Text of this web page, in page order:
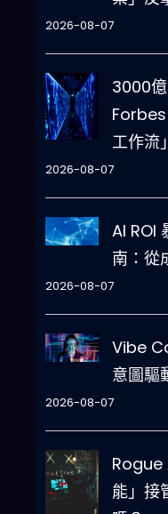
2026-08-07
3000
工作流
2026-08-07
AI ROI
南：從
2026-08-07
Vibe
意圖驅
2026-08-07
Rogue
能」接